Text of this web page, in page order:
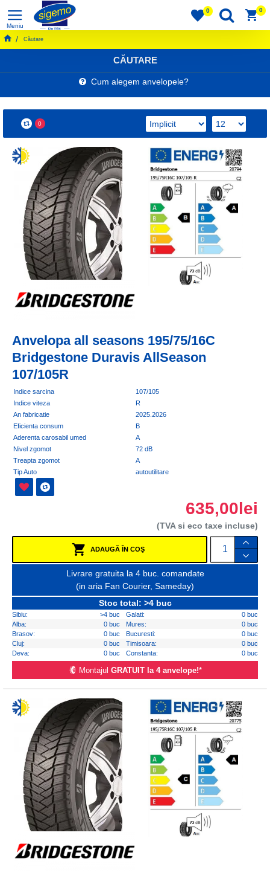
0 0
Căutare
CĂUTARE
Cum alegem anvelopele?
0
Anvelopa all seasons 195/75/16C
Bridgestone Duravis AllSeason
107/105R
Indice sarcina
107/105
Indice viteza
R
An fabricatie
2025.2026
Eficienta consum
B
Aderenta carosabil umed
A
Nivel zgomot
72 dB
Treapta zgomot
A
Tip Auto
autoutilitare
635,00lei
(TVA si eco taxe incluse)
ADAUGĂ ÎN COŞ
Livrare gratuita la 4 buc. comandate
(in aria Fan Courier, Sameday)
Stoc total: >4 buc
Sibiu: >4 buc Galati:
0 buc
Alba:
0 buc Mures:
0 buc
Brasov:
0 buc Bucuresti:
0 buc
Cluj:
0 buc Timisoara:
0 buc
Deva:
0 buc Constanta: 0 buc
Montajul GRATUIT la 4 anvelope!*